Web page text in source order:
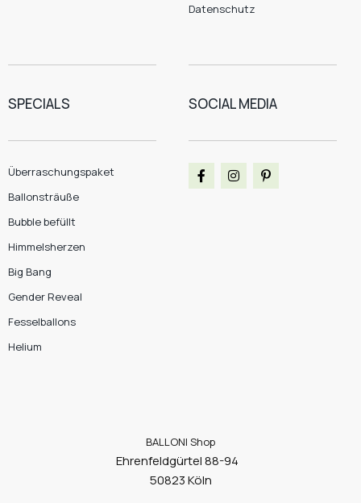
Datenschutz
SPECIALS
Überraschungspaket
Ballonsträuße
Bubble befüllt
Himmelsherzen
Big Bang
Gender Reveal
Fesselballons
Helium
SOCIAL MEDIA
BALLONI Shop
Ehrenfeldgürtel 88-94
50823 Köln